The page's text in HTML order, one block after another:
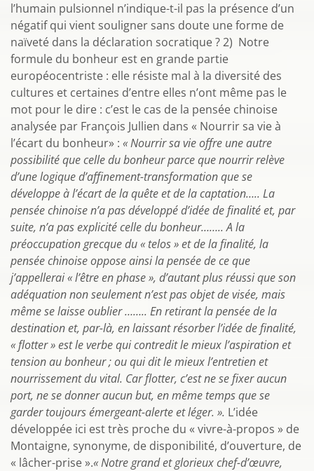
l’humain pulsionnel n’indique-t-il pas la présence d’un
négatif qui vient souligner sans doute une forme de
naïveté dans la déclaration socratique ? 2) Notre
formule du bonheur est en grande partie
européocentriste : elle résiste mal à la diversité des
cultures et certaines d’entre elles n’ont même pas le
mot pour le dire : c’est le cas de la pensée chinoise
analysée par François Jullien dans « Nourrir sa vie à
l’écart du bonheur» : «Nourrir sa vie offre une autre
possibilité que celle du bonheur parce que nourrir relève
d’une logique d’affinement-transformation que se
développe à l’écart de la quête et de la captation….. La
pensée chinoise n’a pas développé d’idée de finalité et, par
suite, n’a pas explicité celle du bonheur…….. A la
préoccupation grecque du « telos » et de la finalité, la
pensée chinoise oppose ainsi la pensée de ce que
j’appellerai « l’être en phase », d’autant plus réussi que son
adéquation non seulement n’est pas objet de visée, mais
même se laisse oublier …….. En retirant la pensée de la
destination et, par-là, en laissant résorber l’idée de finalité,
« flotter » est le verbe qui contredit le mieux l’aspiration et
tension au bonheur ; ou qui dit le mieux l’entretien et
nourrissement du vital. Car flotter, c’est ne se fixer aucun
port, ne se donner aucun but, en même temps que se
garder toujours émergeant-alerte et léger. ». L’idée
développée ici est très proche du « vivre-à-propos » de
Montaigne, synonyme, de disponibilité, d’ouverture, de
« lâcher-prise ».« Notre grand et glorieux chef-d’œuvre,